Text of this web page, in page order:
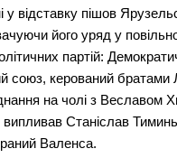
у відставку пішов
його уряд у
партій:
керований
на чолі з Веславом
Станіслав
Валенса.